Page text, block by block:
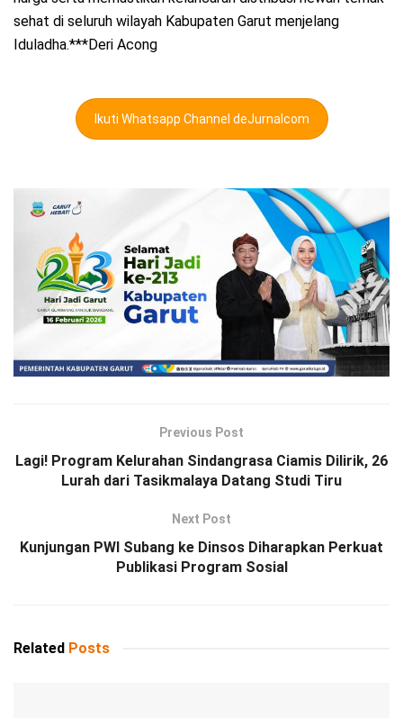
sehat di seluruh wilayah Kabupaten Garut menjelang
Iduladha.***Deri Acong
Ikuti Whatsapp Channel deJurnalcom
Previous Post
Lagi! Program Kelurahan Sindangrasa Ciamis Dilirik, 26
Lurah dari Tasikmalaya Datang Studi Tiru
Next Post
Kunjungan PWI Subang ke Dinsos Diharapkan Perkuat
Publikasi Program Sosial
Related Posts